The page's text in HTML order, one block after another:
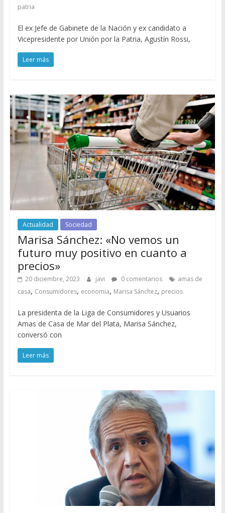
patria
El ex Jefe de Gabinete de la Nación y ex candidato a
Vicepresidente por Unión por la Patria, Agustín Rossi,
Leer más
Actualidad Sociedad
Marisa Sánchez: «No vemos un
futuro muy positivo en cuanto a
precios»
20 diciembre, 2023 javi 0 comentarios
amas de
casa, Consumidores, economia, Marisa Sánchez, precios
La presidenta de la Liga de Consumidores y Usuarios
Amas de Casa de Mar del Plata, Marisa Sánchez,
conversó con
Leer más